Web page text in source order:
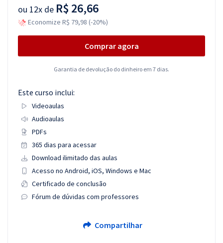
ou 12x de R$ 26,66
Economize R$ 79,98 (-20%)
Comprar agora
Garantia de devolução do dinheiro em 7 dias.
Este curso inclui:
Videoaulas
Audioaulas
PDFs
365 dias para acessar
Download ilimitado das aulas
Acesso no Android, iOS, Windows e Mac
Certificado de conclusão
Fórum de dúvidas com professores
Compartilhar